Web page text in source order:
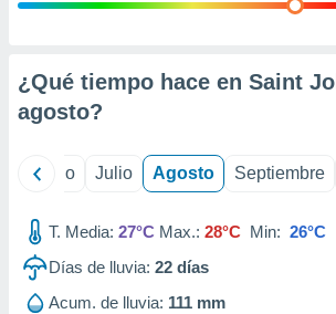
e
mediante
de
¿Qué tiempo hace en Saint
agosto?
Junio Julio Agosto Septiembre
T. Media: 27°C Max.: 28°C Min: 26°C
Días de lluvia: 22 días
Acum. de lluvia: 111 mm